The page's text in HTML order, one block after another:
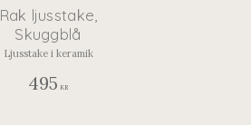
Rak ljusstake,
Skuggblå
Ljusstake i keramik
495 KR